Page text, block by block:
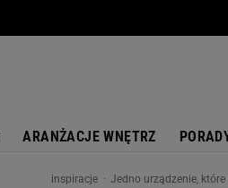
ARANŻACJE WNĘTRZ
inspiracje Jedno urządzenie,